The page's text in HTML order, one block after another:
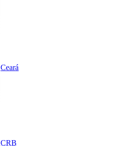
Ceará
CRB